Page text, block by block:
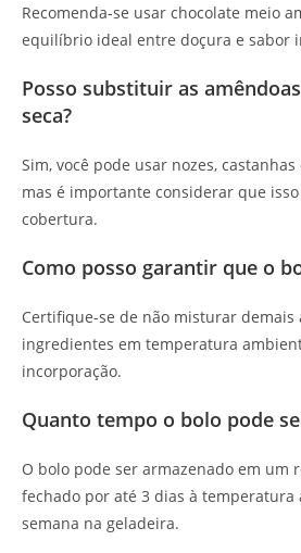
Recomenda-se usar chocolate meio
equilíbrio ideal entre doçura e sabor
Posso substituir as
seca?
Sim, você pode usar nozes,
mas é importante considerar que
cobertura.
Como posso garantir que o
Certifique-se de não misturar demais
ingredientes em temperatura
incorporação.
Quanto tempo o bolo pode
O bolo pode ser armazenado em um
fechado por até 3 dias à temperatura
semana na geladeira.